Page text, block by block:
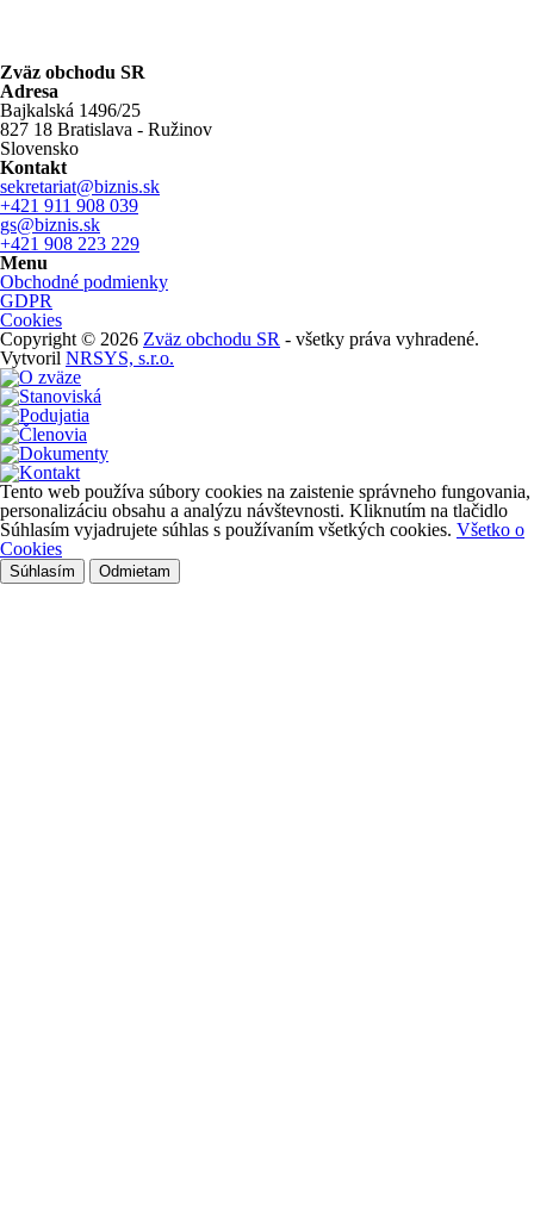
Zväz obchodu SR
Adresa
Bajkalská 1496/25
827 18 Bratislava - Ružinov
Slovensko
Kontakt
sekretariat@biznis.sk
+421 911 908 039
gs@biznis.sk
+421 908 223 229
Menu
Obchodné podmienky
GDPR
Cookies
Copyright © 2026 Zväz obchodu SR - všetky práva vyhradené.
Vytvoril NRSYS, s.r.o.
Tento web používa súbory cookies na zaistenie správneho fungovania,
personalizáciu obsahu a analýzu návštevnosti. Kliknutím na tlačidlo
Súhlasím vyjadrujete súhlas s používaním všetkých cookies. Všetko o
Cookies
Súhlasím Odmietam